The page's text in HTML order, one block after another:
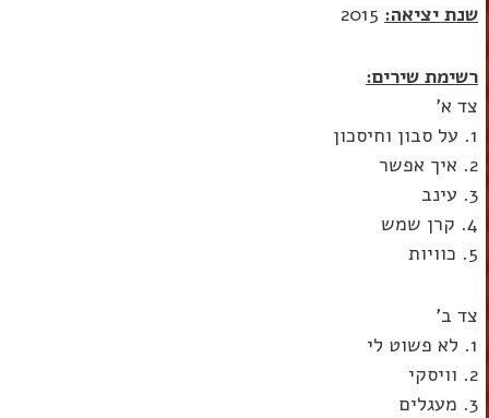
שנת יציאה:2015
רשימת שירים:
צד א'
1. על סבון וחיסכון
2. איך אפשר
3. עינב
4. קרן שמש
5. כוויות
צד ב'
1. לא פשוט לי
2. וויסקי
3. מעגלים